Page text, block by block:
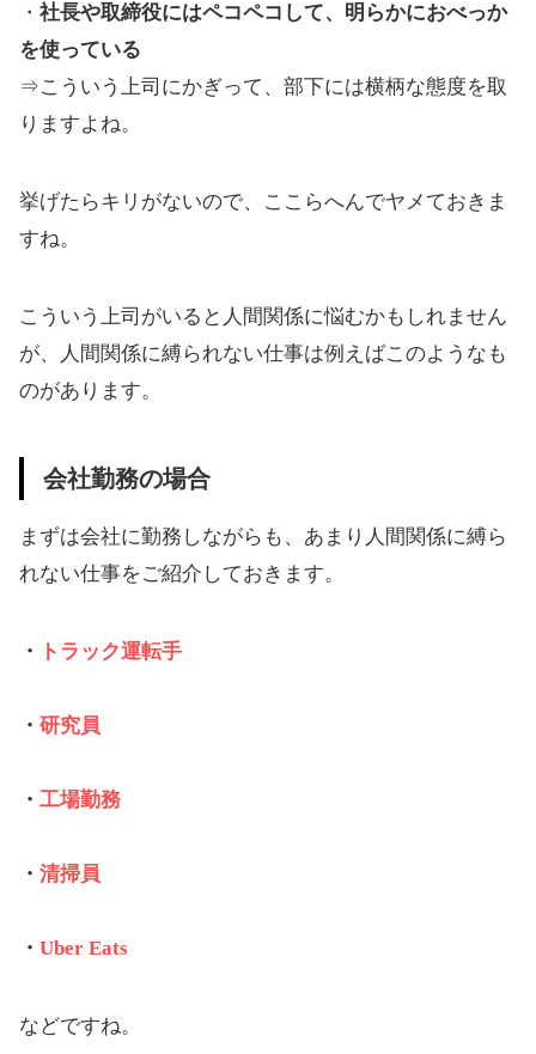
・ 社長や取締役にはペコペコして、明らかにおべっか
を使っている
⇒こういう上司にかぎって、部下には横柄な態度を取
りますよね。
挙げたらキリがないので、ここらへんでヤメておきま
すね。
こういう上司がいると人間関係に悩むかもしれません
が、人間関係に縛られない仕事は例えばこのようなも
のがあります。
会社勤務の場合
まずは会社に勤務しながらも、あまり人間関係に縛ら
れない仕事をご紹介しておきます。
・ トラック運転手
・ 研究員
・ 工場勤務
・ 清掃員
・ Uber Eats
などですね。